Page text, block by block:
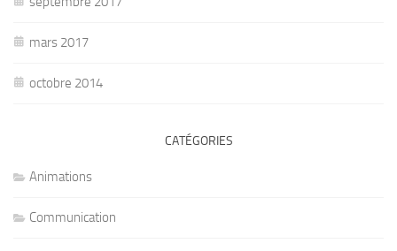
mars 2017
octobre 2014
CATÉGORIES
Animations
Communication